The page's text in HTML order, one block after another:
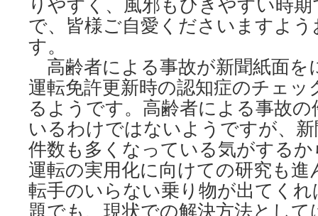
で、皆様ご自愛くださいますよ
す。
高齢者による事故が新聞紙面を
運転免許更新時の認知症のチェ
るようです。高齢者による事故
いるわけではないようですが、
件数も多くなっている気がする
運転の実用化に向けての研究も
転手のいらない乗り物が出てく
題でも、現状での解決方法とし